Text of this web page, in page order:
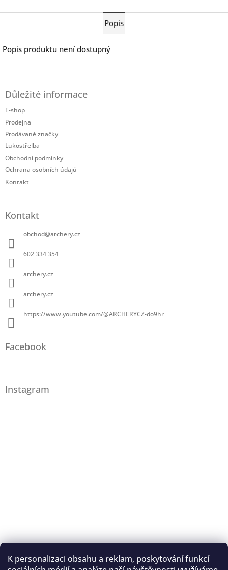
K personalizaci obsahu a reklam, poskytování funkcí
Popis
Popis produktu není dostupný
Důležité informace
E-shop
Prodejna
Prodávané značky
Lukostřelba
Obchodní podmínky
Ochrana osobních údajů
Kontakt
Kontakt
obchod@archery.cz
602 334 354
archery.cz
archery.cz
https://www.youtube.com/@ARCHERYCZ-do9hr
Facebook
Instagram
Sledovat na Instagramu